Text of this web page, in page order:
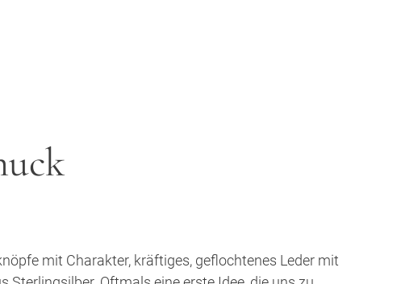
mit Charakter, kräftiges, geflochtenes Leder mit